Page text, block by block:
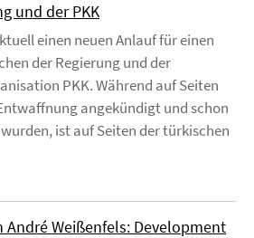
und der PKK
einen neuen Anlauf für einen
der Regierung und der
PKK. Während auf Seiten
angekündigt und schon
ist auf Seiten der türkischen
André Weißenfels: Development